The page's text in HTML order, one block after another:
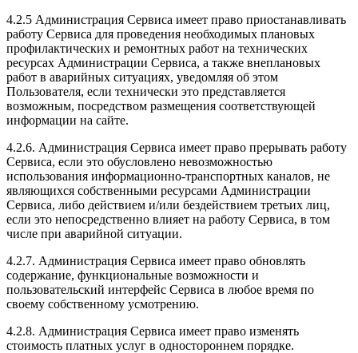
4.2.5 Администрация Сервиса имеет право приостанавливать
работу Сервиса для проведения необходимых плановых
профилактических и ремонтных работ на технических
ресурсах Администрации Сервиса, а также внеплановых
работ в аварийных ситуациях, уведомляя об этом
Пользователя, если технически это представляется
возможным, посредством размещения соответствующей
информации на сайте.
4.2.6. Администрация Сервиса имеет право прерывать работу
Сервиса, если это обусловлено невозможностью
использования информационно-транспортных каналов, не
являющихся собственными ресурсами Администрации
Сервиса, либо действием и/или бездействием третьих лиц,
если это непосредственно влияет на работу Сервиса, в том
числе при аварийной ситуации.
4.2.7. Администрация Сервиса имеет право обновлять
содержание, функциональные возможности и
пользовательский интерфейс Сервиса в любое время по
своему собственному усмотрению.
4.2.8. Администрация Сервиса имеет право изменять
стоимость платных услуг в одностороннем порядке.